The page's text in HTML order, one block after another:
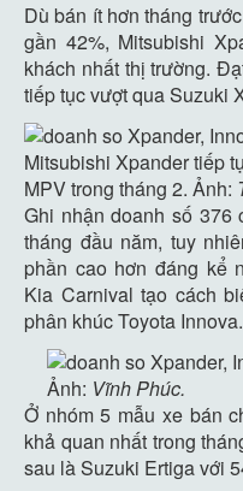
Dù bán ít hơn tháng
gần 42%, Mitsubishi
khách nhất thị trường.
tiếp tục vượt qua Suzuki
Mitsubishi Xpander tiếp
MPV trong tháng 2. Ảnh:
Ghi nhận doanh số 376
tháng đầu năm, tuy
phần cao hơn đáng kể
Kia Carnival tạo cách
phân khúc Toyota Innova.
Ảnh: Vĩnh Phúc.
Ở nhóm 5 mẫu xe bán
khả quan nhất trong
sau là Suzuki Ertiga với